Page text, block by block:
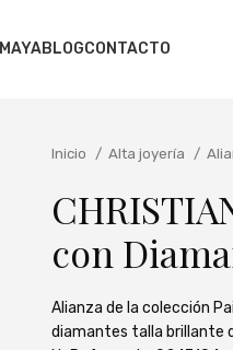
BLOGCONTACTO
Inicio
Alta joyería
con
Alianza de la colección
diamantes talla brillante